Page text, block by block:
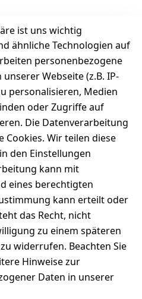
- klicken Sie für Details
ist uns wichtig
ähnliche Technologien auf
personenbezogene
Webseite (z.B. IP-
personalisieren, Medien
oder Zugriffe auf
Die Datenverarbeitung
Wir teilen diese
den Einstellungen
kann mit
eines berechtigten
kann erteilt oder
das Recht, nicht
zu einem späteren
widerrufen. Beachten Sie
Hinweise zur
Daten in unserer
Zahlung
und
Versand